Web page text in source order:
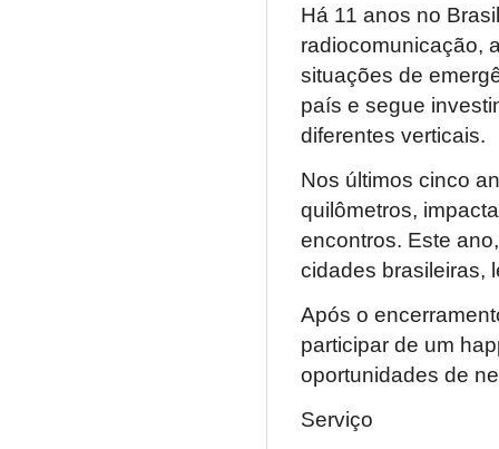
Há 11 anos no
radiocomunicação,
situações de
país e segue
diferentes verticais.
Nos últimos cinco
quilômetros,
encontros. Este
cidades brasileiras,
Após o
participar de um
oportunidades de
Serviço